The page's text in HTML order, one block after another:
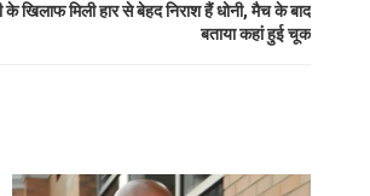
खिलाफ मिली हार से बेहद निराश हैं धोनी, मैच के बाद
बताया कहां हुई चूक